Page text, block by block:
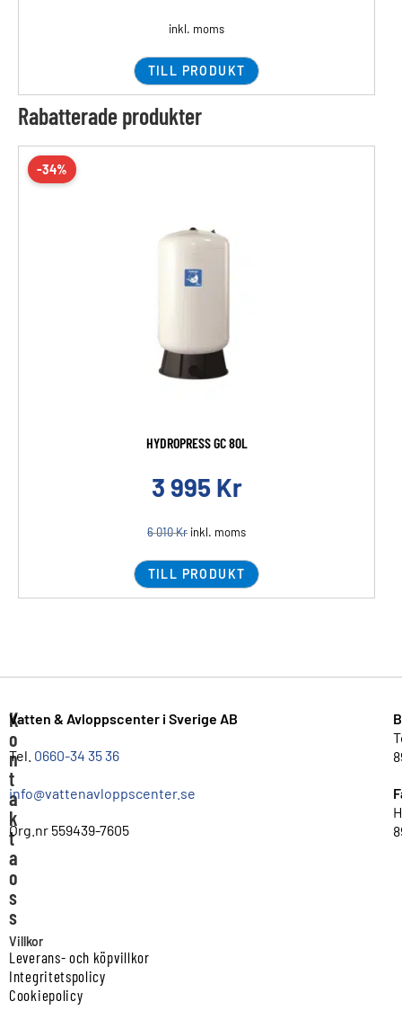
inkl. moms
TILL PRODUKT
Rabatterade produkter
-34%
HYDROPRESS GC 80L
3 995 Kr
6 010Kr inkl. moms
TILL PRODUKT
K
o
n
t
a
k
t
a
o
s
s
Vatten & Avloppscenter i Sverige AB
Tel. 0660-34 35 36
info@vattenavloppscenter.se
Org.nr 559439-7605
Villkor
Leverans- och köpvillkor
Integritetspolicy
Cookiepolicy